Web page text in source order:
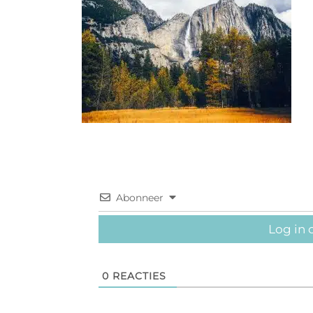
Abonneer
Log in
0 REACTIES